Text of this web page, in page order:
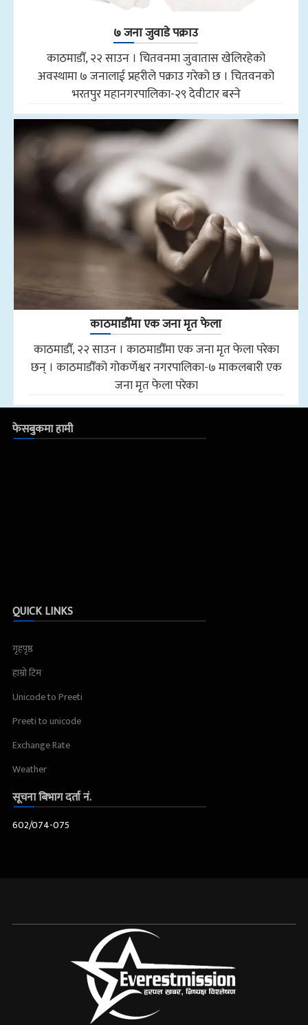
७ जना जुवाडे पक्राउ
काठमाडौँ, २२ साउन । चितवनमा जुवातास खेलिरहेको
अवस्थामा ७ जनालाई प्रहरीले पक्राउ गरेको छ । चितवनको
भरतपुर महानगरपालिका-२९ देवीटार बस्ने
काठमाडौँमा एक जना मृत फेला
काठमाडौँ, २२ साउन । काठमाडौँमा एक जना मृत फेला परेका
छन् । काठमाडौँको गोकर्णेश्वर नगरपालिका-७ माकलबारी एक
जना मृत फेला परेका
फेसबुकमा हामी
QUICK LINKS
गृहपृष्ठ
हाम्रो टिम
Unicode to Preeti
Preeti to unicode
Exchange Rate
Weather
सूचना बिभाग दर्ता नं.
602/074-075